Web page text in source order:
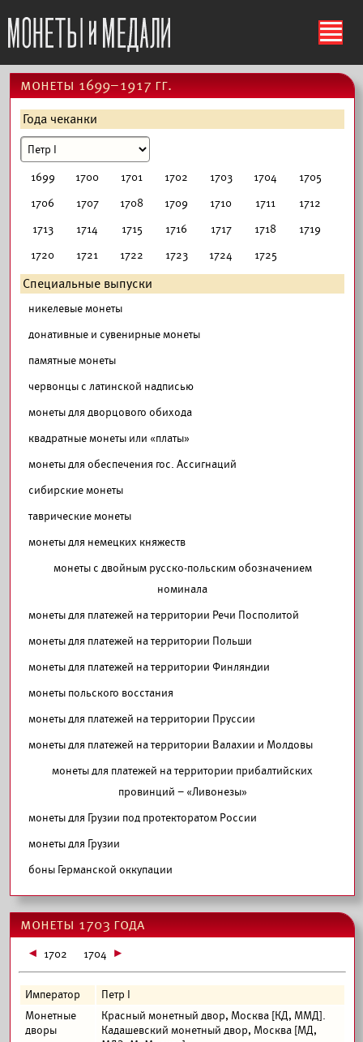
ś
монеты 1699–1917 гг.
Года чеканки
1699 1700 1701 1702 1703 1704
1705
1706
1707 1708 1709 1710 1711
1712
1713
1714 1715 1716 1717 1718
1719
1720
1721 1722 1723 1724 1725
Специальные выпуски
никелевые монеты
донативные и сувенирные монеты
памятные монеты
червонцы с латинской надписью
монеты для дворцового обихода
квадратные монеты или «платы»
монеты для обеспечения гос. Ассигнаций
сибирские монеты
таврические монеты
монеты для немецких княжеств
монеты с двойным русско-польским обозначением
номинала
монеты для платежей на территории Речи Посполитой
монеты для платежей на территории Польши
монеты для платежей на территории Финляндии
монеты польского восстания
монеты для платежей на территории Пруссии
монеты для платежей на территории Валахии и Молдовы
монеты для платежей на территории прибалтийских
провинций – «Ливонезы»
монеты для Грузии под протекторатом России
монеты для Грузии
боны Германской оккупации
монеты 1703 года
1702 1704
Император
Петр I
Монетные
дворы
Красный монетный двор, Москва [КД, ММД].
Кадашевский монетный двор, Москва [МД,